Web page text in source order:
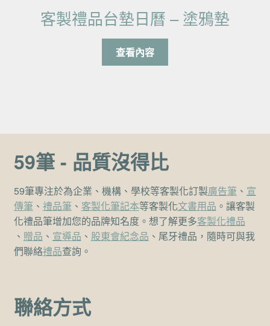
客製禮品台墊日曆 – 塗鴉墊
查看內容
59筆 - 品質沒得比
59筆專注於為企業、機構、學校等客製化訂製廣告筆、 宣
傳筆、 禮品筆、 客製化筆記本等客製化文書用品 。讓客製
化禮品筆增加您的品牌知名度。想了解更多客製化禮品
、 贈品 、 宣導品 、 股東會紀念品 、尾牙禮品，隨時可與我
們聯絡禮品查詢。
聯絡方式